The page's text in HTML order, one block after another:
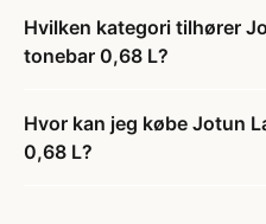
Hvilken kategori tilhører
tonebar 0,68 L?
Hvor kan jeg købe Jotun
0,68 L?